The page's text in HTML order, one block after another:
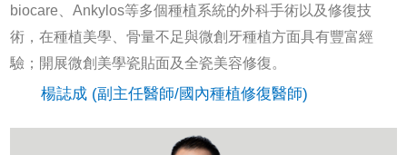
biocare、Ankylos等多個種植系統的外科手術以及修復技
術，在種植美學、骨量不足與微創牙種植方面具有豐富經
驗；開展微創美學瓷貼面及全瓷美容修復。
楊誌成 (副主任醫師/國內種植修復醫師)